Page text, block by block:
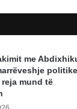
shtetit
me
mund të